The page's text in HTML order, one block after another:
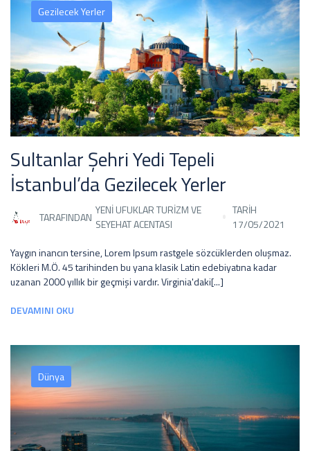
Gezilecek Yerler
Sultanlar Şehri Yedi Tepeli
İstanbul’da Gezilecek Yerler
TARAFINDAN YENI UFUKLAR TURIZM VE
SEYEHAT ACENTASI
TARİH
17/05/2021
Yaygın inancın tersine, Lorem Ipsum rastgele sözcüklerden oluşmaz.
Kökleri M.Ö. 45 tarihinden bu yana klasik Latin edebiyatına kadar
uzanan 2000 yıllık bir geçmişi vardır. Virginia'daki[...]
DEVAMINI OKU
Dünya